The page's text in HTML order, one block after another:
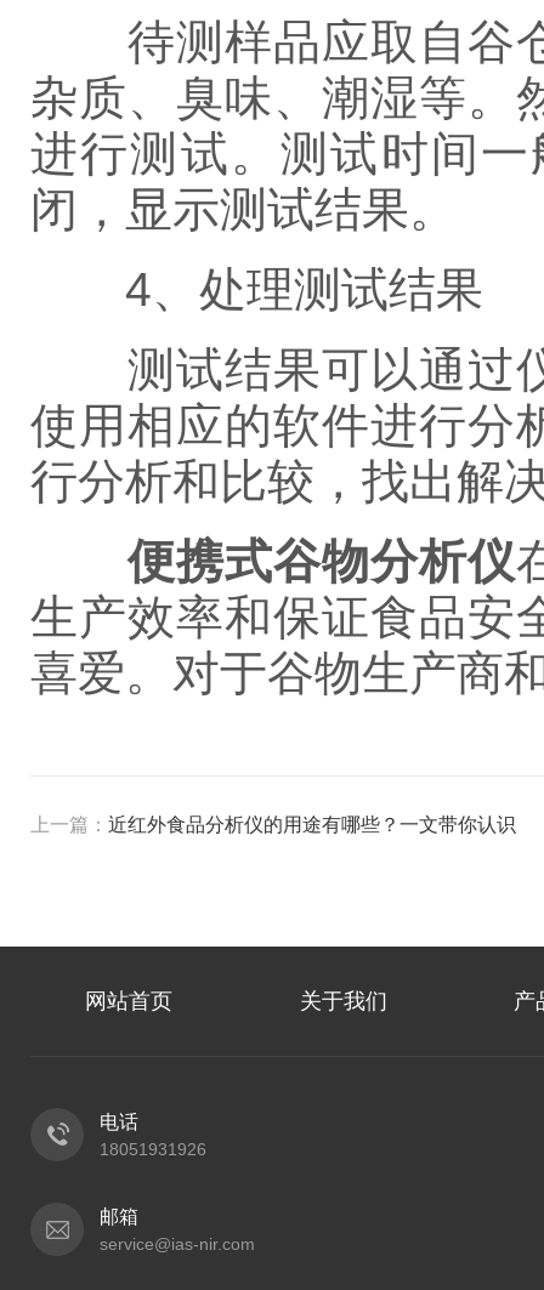
待测样品应取自谷仓
杂质、臭味、潮湿等。
进行测试。测试时间
闭，显示测试结果。
4、处理测试结果
测试结果可以通过仪
使用相应的软件进行分
行分析和比较，找出解
便携式谷物分析仪
生产效率和保证食品安
喜爱。对于谷物生产商
上一篇： 近红外食品分析仪的用途有哪些？一文带你认识
网站首页 关于我们 产
电话
18051931926
邮箱
service@ias-nir.com